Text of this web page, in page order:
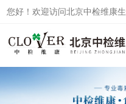
您好！欢迎访问北京中检维康